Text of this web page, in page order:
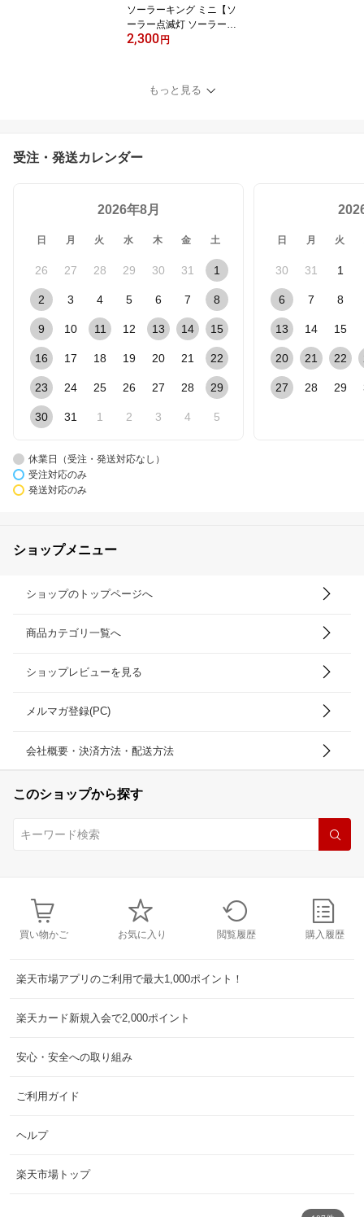
ソーラーキング ミニ【ソ
ーラー点滅灯 ソーラー工
事灯 LED工事灯 工事 保
2,300 円
もっと見る
受注・発送カレンダー
2026年8月
日 月 火 水 木 金 土
26 27 28 29 30 31 1
2 3 4 5 6 7 8
9 10 11 12 13 14 15
16 17 18 19 20 21 22
23 24 25 26 27 28 29
30 31 1 2 3 4 5
日 月 火
30 31 1
6 7 8
13 14 15
20 21 22
27 28 29
休業日（受注・発送対応なし）
受注対応のみ
発送対応のみ
ショップメニュー
ショップのトップページへ
商品カテゴリ一覧へ
ショップレビューを見る
メルマガ登録(PC)
会社概要・決済方法・配送方法
このショップから探す
買い物かご お気に入り 閲覧履歴 購入履歴
楽天市場アプリのご利用で最大1,000ポイント！
楽天カード新規入会で2,000ポイント
安心・安全への取り組み
ご利用ガイド
ヘルプ
楽天市場トップ